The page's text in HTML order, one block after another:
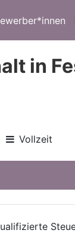
in
Vollzeit